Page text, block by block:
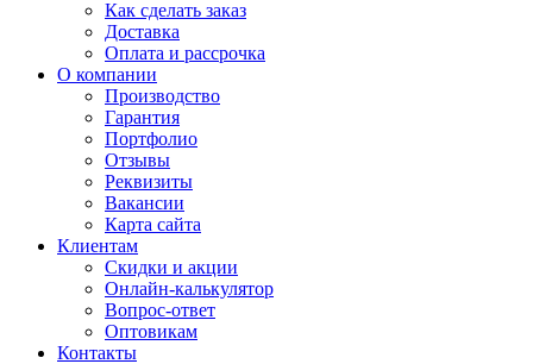
Как сделать заказ
Доставка
Оплата и рассрочка
О компании
Производство
Гарантия
Портфолио
Отзывы
Реквизиты
Вакансии
Карта сайта
Клиентам
Скидки и акции
Онлайн-калькулятор
Вопрос-ответ
Оптовикам
Контакты